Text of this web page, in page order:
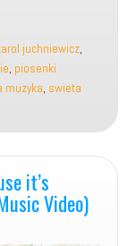
juchniewicz,
, piosenki
muzyka, swieta
it’s
Video)